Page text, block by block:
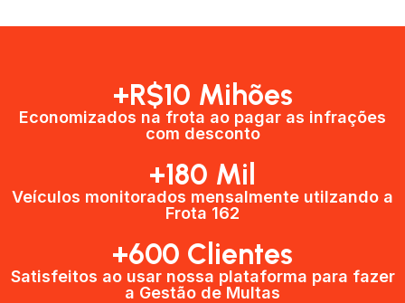
+R$10 Mihões
Economizados na frota ao pagar as infrações
com desconto
+180 Mil
Veículos monitorados mensalmente utilzando a
Frota 162
+600 Clientes​
Satisfeitos ao usar nossa plataforma para fazer
a Gestão de Multas​